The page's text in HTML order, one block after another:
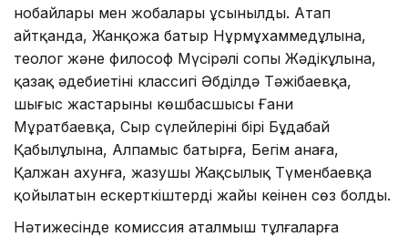
нобайлары мен жобалары ұсынылды. Атап
айтқанда, Жанқожа батыр Нұрмұхаммедұлына,
теолог және философ Мүсірәлі сопы Жәдікұлына,
қазақ әдебиетінің классигі Әбділдә Тәжібаевқа,
шығыс жастарының көшбасшысы Ғани
Мұратбаевқа, Сыр сүлейлерінің бірі Бұдабай
Қабылұлына, Алпамыс батырға, Бегім анаға,
Қалжан ахунға, жазушы Жақсылық Түменбаевқа
қойылатын ескерткіштердің жайы кеңінен сөз болды.
Нәтижесінде комиссия аталмыш тұлғаларға